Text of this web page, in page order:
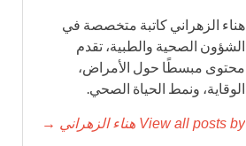
هناء الزهراني كاتبة متخصصة في
الشؤون الصحية والطبية، تقدم
محتوى مبسطًا حول الأمراض،
الوقاية، ونمط الحياة الصحي.
View all posts by هناء الزهراني →